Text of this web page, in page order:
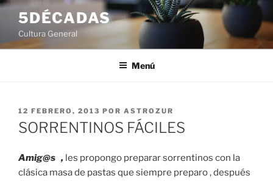
Saltar
contenido
5DÉCADAS
Cultura General
Menú
PUBLICADO
EL
12 FEBRERO, 2013 POR ASTROZUR
SORRENTINOS FÁCILES
Amig@s , les propongo preparar sorrentinos con la
clásica masa de pastas que siempre preparo , después